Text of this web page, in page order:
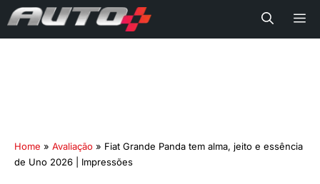
Home » Avaliação » Fiat Grande Panda tem alma, jeito e essência
de Uno 2026 | Impressões